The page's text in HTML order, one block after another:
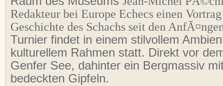
Redakteur bei Europe Echecs einen
Geschichte des Schachs seit den
Turnier findet in einem stilvollem
kulturellem Rahmen statt. Direkt vor
Genfer See, dahinter ein Bergmassiv
bedeckten Gipfeln.